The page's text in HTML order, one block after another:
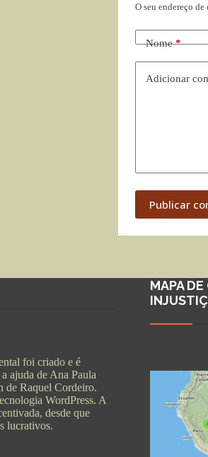
O seu endereço
Nome*
Adicionar
Publicar
foi criado e é
ajuda de Ana Paula
de Raquel Cordeiro.
WordPress. A
desde que
lucrativos.
MAPA